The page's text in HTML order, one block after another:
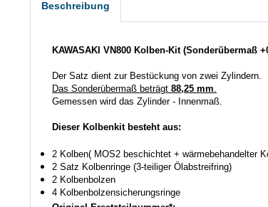
Beschreibung
KAWASAKI VN800 Kolben-Kit (Sonderübermaß
Der Satz dient zur Bestückung von zwei Zylindern.
Das Sonderübermaß beträgt 88,25 mm.
Gemessen wird das Zylinder - Innenmaß.
Dieser Kolbenkit besteht aus:
2 Kolben( MOS2 beschichtet + wärmebehandelter
2 Satz Kolbenringe (3-teiliger Ölabstreifring)
2 Kolbenbolzen
4 Kolbenbolzensicherungsringe